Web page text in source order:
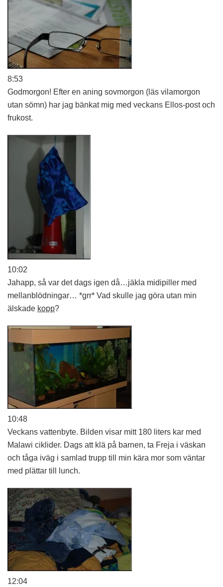
8:53
Godmorgon! Efter en aning sovmorgon (läs vilamorgon
utan sömn) har jag bänkat mig med veckans Ellos-post och
frukost.
10:02
Jahapp, så var det dags igen då…jäkla midipiller med
mellanblödningar… *grr* Vad skulle jag göra utan min
älskade kopp?
10:48
Veckans vattenbyte. Bilden visar mitt 180 liters kar med
Malawi ciklider. Dags att klä på barnen, ta Freja i väskan
och tåga iväg i samlad trupp till min kära mor som väntar
med plättar till lunch.
12:04